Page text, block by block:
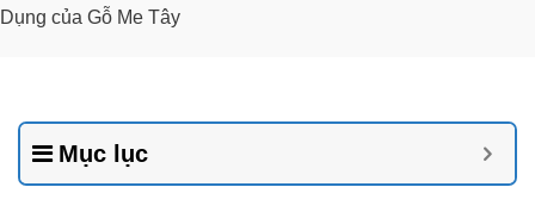
Dụng của Gỗ Me Tây
Mục lục